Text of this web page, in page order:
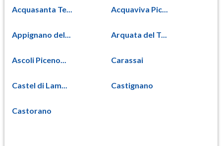
Acquasanta Te... Acquaviva Pic...
Appignano del... Arquata del T...
Ascoli Piceno... Carassai
Castel di Lam... Castignano
Castorano